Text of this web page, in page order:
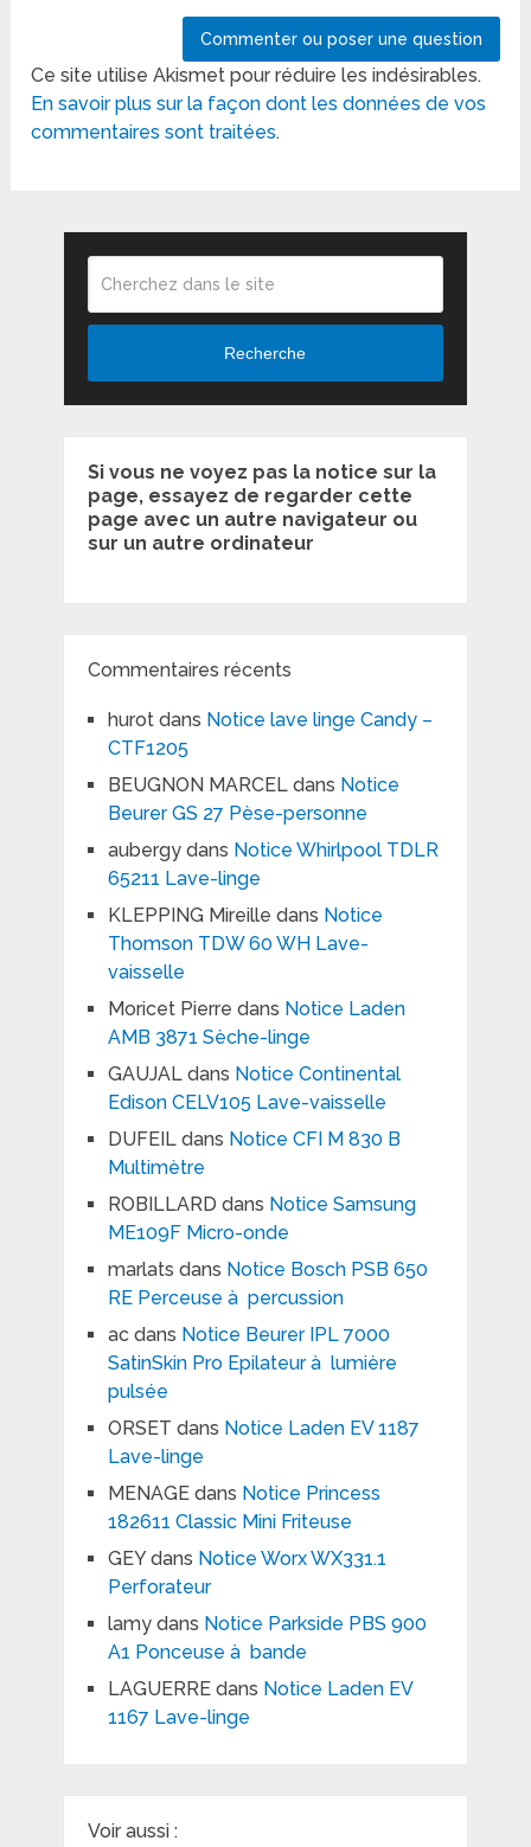
Ce site utilise Akismet pour réduire les indésirables.
En savoir plus sur la façon dont les données de vos
commentaires sont traitées.
Recherche
Si vous ne voyez pas la notice sur la
page, essayez de regarder cette
page avec un autre navigateur ou
sur un autre ordinateur
Commentaires récents
hurotdans Notice lave linge Candy –
CTF1205
BEUGNON MARCELdans Notice
Beurer GS 27 Pèse-personne
aubergydans Notice Whirlpool TDLR
65211 Lave-linge
KLEPPING Mireille dans Notice
Thomson TDW 60 WH Lave-
vaisselle
Moricet Pierre dans Notice Laden
AMB 3871 Sèche-linge
GAUJALdans Notice Continental
Edison CELV105 Lave-vaisselle
DUFEILdans Notice CFI M 830 B
Multimètre
ROBILLARD dans Notice Samsung
ME109F Micro-onde
marlats dans Notice Bosch PSB 650
RE Perceuse à percussion
acdans Notice Beurer IPL 7000
SatinSkin Pro Epilateur à lumière
pulsée
ORSET dans Notice Laden EV 1187
Lave-linge
MENAGEdans Notice Princess
182611 Classic Mini Friteuse
GEYdans Notice Worx WX331.1
Perforateur
lamydans Notice Parkside PBS 900
A1 Ponceuse à bande
LAGUERREdans Notice Laden EV
1167 Lave-linge
Voir aussi :